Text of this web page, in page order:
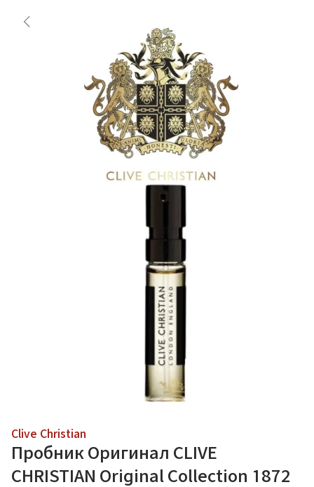
Clive Christian
Пробник Оригинал CLIVE
CHRISTIAN Original Collection 1872